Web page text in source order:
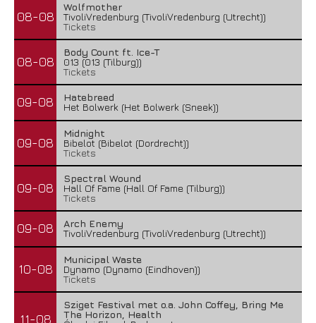
08-08
Wolfmother
TivoliVredenburg (TivoliVredenburg (Utrecht))
Tickets
08-08
Body Count ft. Ice-T
013 (013 (Tilburg))
Tickets
09-08
Hatebreed
Het Bolwerk (Het Bolwerk (Sneek))
09-08
Midnight
Bibelot (Bibelot (Dordrecht))
Tickets
09-08
Spectral Wound
Hall Of Fame (Hall Of Fame (Tilburg))
Tickets
09-08
Arch Enemy
TivoliVredenburg (TivoliVredenburg (Utrecht))
10-08
Municipal Waste
Dynamo (Dynamo (Eindhoven))
Tickets
11-08
Sziget Festival met o.a. John Coffey, Bring Me
The Horizon, Health